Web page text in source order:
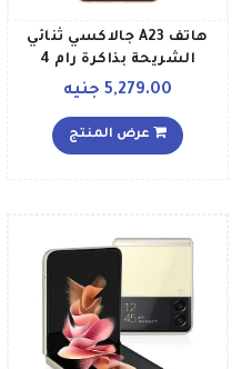
هاتف A23 جالاكسي ثنائي
الشريحة بذاكرة رام 4
لون خوخي إصدار الشرق
5,279.00 جنيه
عرض المنتج